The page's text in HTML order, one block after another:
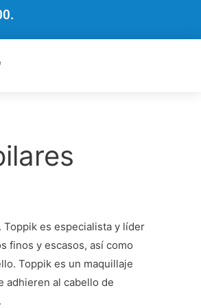
Toppik es especialista y líder
finos y escasos, así como
Toppik es un maquillaje
adhieren al cabello de